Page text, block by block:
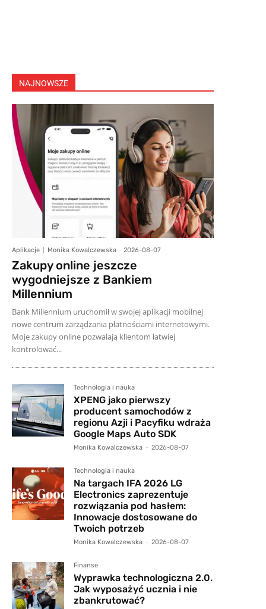
NAJNOWSZE
Aplikacje Monika Kowalczewska - 2026-08-07
Zakupy online jeszcze
wygodniejsze z Bankiem
Millennium
Bank Millennium uruchomił w swojej aplikacji mobilnej
nowe centrum zarządzania płatnościami internetowymi.
Moje zakupy online pozwalają klientom łatwiej
kontrolować...
Technologia i nauka
XPENG jako pierwszy
producent samochodów z
regionu Azji i Pacyfiku wdraża
Google Maps Auto SDK
Monika Kowalczewska - 2026-08-07
Technologia i nauka
Na targach IFA 2026 LG
Electronics zaprezentuje
rozwiązania pod hasłem:
Innowacje dostosowane do
Twoich potrzeb
Monika Kowalczewska - 2026-08-07
Finanse
Wyprawka technologiczna 2.0.
Jak wyposażyć ucznia i nie
zbankrutować?